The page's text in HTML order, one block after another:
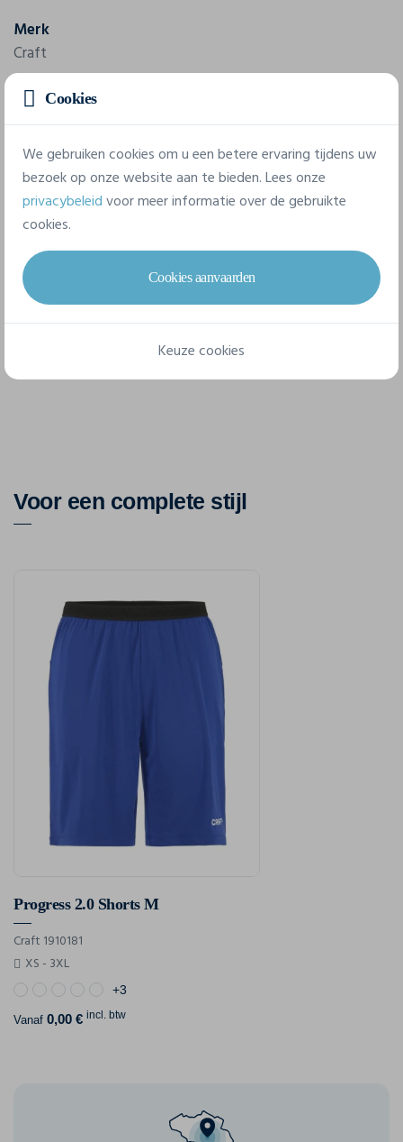
Merk
Craft
Referentie
1910172
Samenstelling
100% polyester-recycled.
7 beschikbare maten
Voor een complete stijl
Progress 2.0 Shorts M
Craft 1910181
XS - 3XL
+3
Vanaf 0,00 € incl. btw
Cookies
We gebruiken cookies om u een betere ervaring tijdens uw
bezoek op onze website aan te bieden. Lees onze
privacybeleidvoor meer informatie over de gebruikte
cookies.
Cookies aanvaarden
Keuze cookies